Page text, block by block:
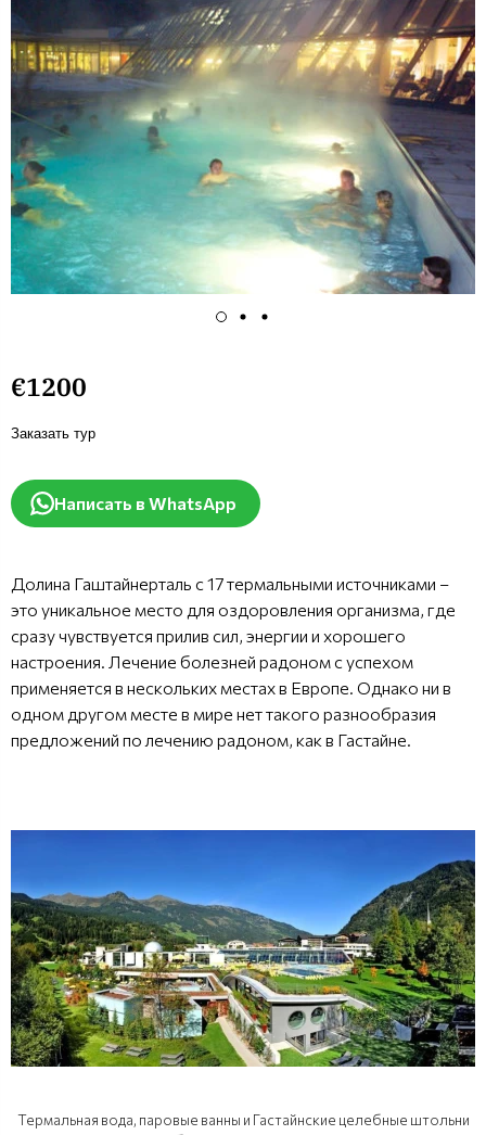
€1200
Заказать тур
Написать в WhatsApp
Долина Гаштайнерталь с 17 термальными источниками –
это уникальное место для оздоровления организма, где
сразу чувствуется прилив сил, энергии и хорошего
настроения. Лечение болезней радоном с успехом
применяется в нескольких местах в Европе. Однако ни в
одном другом месте в мире нет такого разнообразия
предложений по лечению радоном, как в Гастайне.
Термальная вода, паровые ванны и Гастайнские целебные штольни